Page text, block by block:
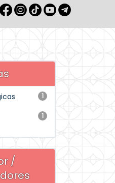
1
1
/